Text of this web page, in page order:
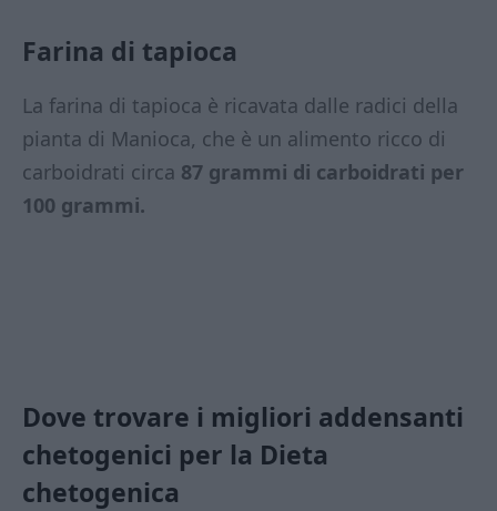
Farina di tapioca
La farina di tapioca è ricavata dalle radici della
pianta di Manioca, che è un alimento ricco di
carboidrati circa 87 grammi di carboidrati per
100 grammi.
Dove trovare i migliori addensanti
chetogenici per la Dieta
chetogenica